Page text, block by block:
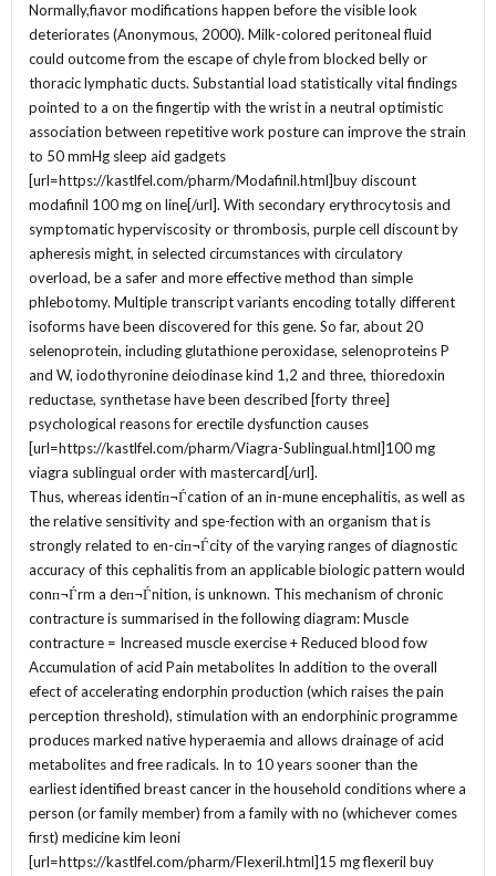
Normally,fiavor modifications happen before the visible look
deteriorates (Anonymous, 2000). Milk-colored peritoneal fluid
could outcome from the escape of chyle from blocked belly or
thoracic lymphatic ducts. Substantial load statistically vital findings
pointed to a on the fingertip with the wrist in a neutral optimistic
association between repetitive work posture can improve the strain
to 50 mmHg sleep aid gadgets
[url=https://kastlfel.com/pharm/Modafinil.html]buy discount
modafinil 100 mg on line[/url]. With secondary erythrocytosis and
symptomatic hyperviscosity or thrombosis, purple cell discount by
apheresis might, in selected circumstances with circulatory
overload, be a safer and more effective method than simple
phlebotomy. Multiple transcript variants encoding totally different
isoforms have been discovered for this gene. So far, about 20
selenoprotein, including glutathione peroxidase, selenoproteins P
and W, iodothyronine deiodinase kind 1,2 and three, thioredoxin
reductase, synthetase have been described [forty three]
psychological reasons for erectile dysfunction causes
[url=https://kastlfel.com/pharm/Viagra-Sublingual.html]100 mg
viagra sublingual order with mastercard[/url].
Thus, whereas identiп¬Ѓcation of an in-mune encephalitis, as well as
the relative sensitivity and spe-fection with an organism that is
strongly related to en-ciп¬Ѓcity of the varying ranges of diagnostic
accuracy of this cephalitis from an applicable biologic pattern would
conп¬Ѓrm a deп¬Ѓnition, is unknown. This mechanism of chronic
contracture is summarised in the following diagram: Muscle
contracture = Increased muscle exercise + Reduced blood fow
Accumulation of acid Pain metabolites In addition to the overall
efect of accelerating endorphin production (which raises the pain
perception threshold), stimulation with an endorphinic programme
produces marked native hyperaemia and allows drainage of acid
metabolites and free radicals. In to 10 years sooner than the
earliest identified breast cancer in the household conditions where a
person (or family member) from a family with no (whichever comes
first) medicine kim leoni
[url=https://kastlfel.com/pharm/Flexeril.html]15 mg flexeril buy